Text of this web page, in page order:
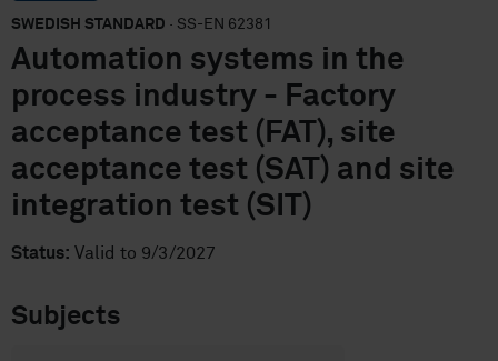
SWEDISH STANDARD · SS-EN 62381
Automation systems in the
process industry - Factory
acceptance test (FAT), site
acceptance test (SAT) and site
integration test (SIT)
Status: Valid to 9/3/2027
Subjects